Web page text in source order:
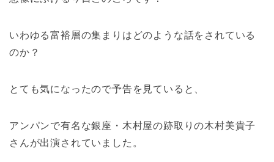
いわゆる富裕層の集まりはどのような話をされている
のか？
とても気になったので予告を見ていると、
アンパンで有名な銀座・木村屋の跡取りの木村美貴子
さんが出演されていました。